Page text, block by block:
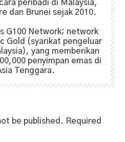
peribadi di Malaysia,
dan Brunei sejak 2010.
G100 Network; network
Gold (syarikat pengeluar
yang memberikan
penyimpan emas di
Tenggara.
be published. Required